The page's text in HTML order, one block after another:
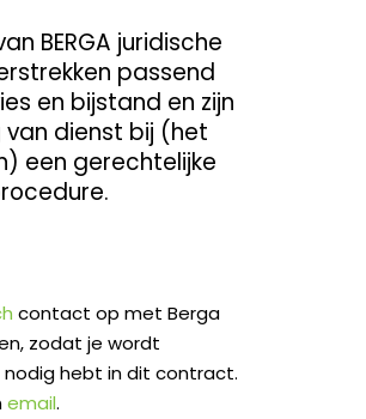
BERGA juridische
passend
en bijstand en zijn
van dienst bij (het
een gerechtelijke
contact op met Berga
zodat je wordt
hebt in dit contract.
email.